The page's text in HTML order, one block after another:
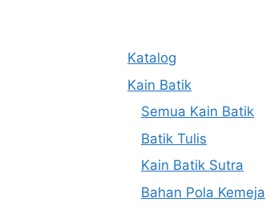
Katalog
Kain Batik
Semua Kain Batik
Batik Tulis
Kain Batik Sutra
Bahan Pola Kemeja